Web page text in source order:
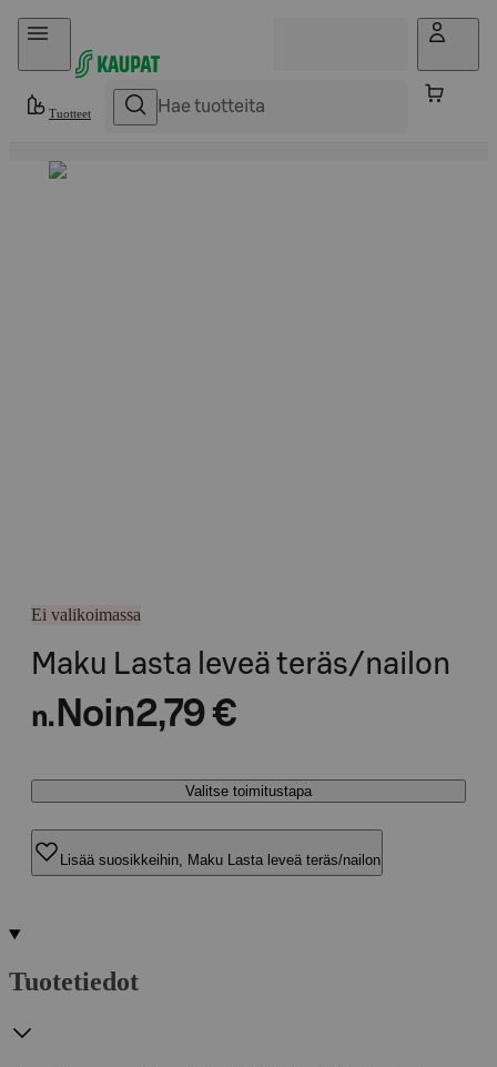
Hyppää sisältöön
Tuotteet
Ei valikoimassa
Maku Lasta leveä teräs/nailon
n. Noin2,79 €
Valitse toimitustapa
Lisää suosikkeihin, Maku Lasta leveä teräs/nailon
Tuotetiedot